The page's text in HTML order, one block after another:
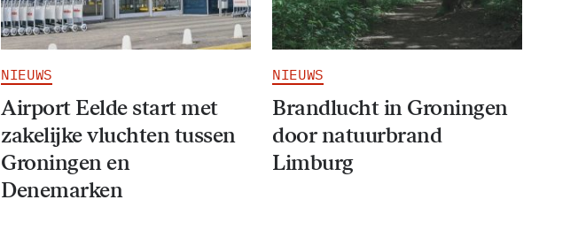
NIEUWS
Airport Eelde start met
zakelijke vluchten tussen
Groningen en
Denemarken
NIEUWS
Brandlucht in Groningen
door natuurbrand
Limburg